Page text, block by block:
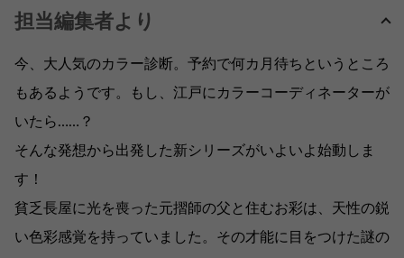
担当編集者より
今、大人気のカラー診断。予約で何カ月待ちというところ
もあるようです。もし、江戸にカラーコーディネーターが
いたら……？
そんな発想から出発した新シリーズがいよいよ始動しま
す！
貧乏長屋に光を喪った元摺師の父と住むお彩は、天性の鋭
い色彩感覚を持っていました。その才能に目をつけた謎の